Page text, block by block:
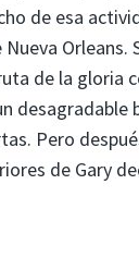
de esa
de la gloria
Pero
de Gary